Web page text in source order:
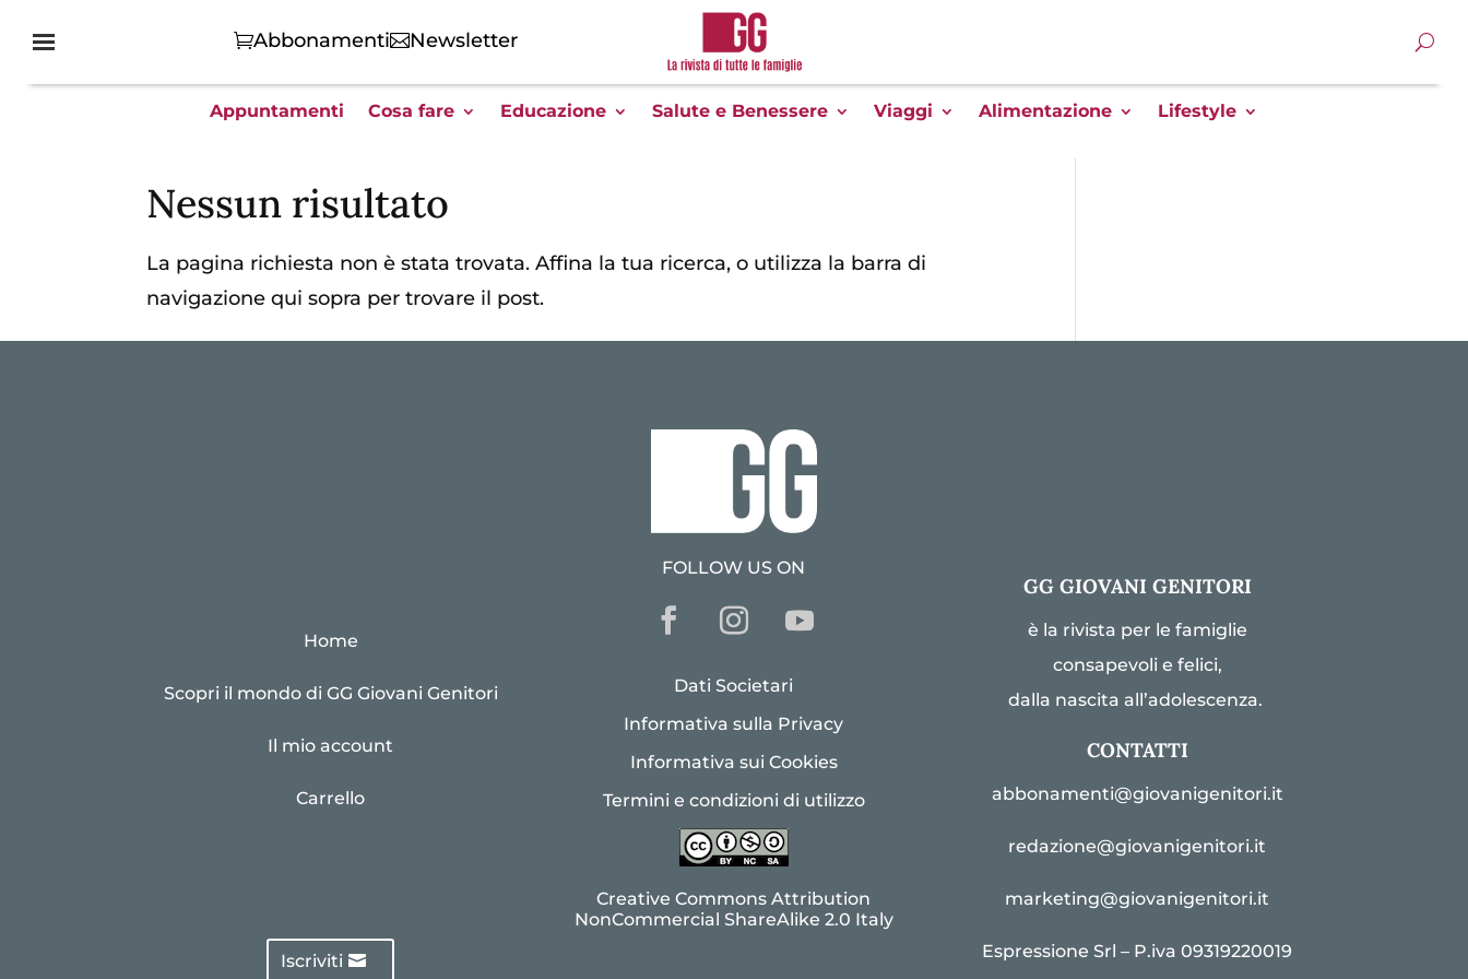
Abbonamenti Newsletter
Appuntamenti Cosa fare Educazione Salute e Benessere Viaggi Alimentazione Lifestyle
Nessun risultato
La pagina richiesta non è stata trovata. Affina la tua ricerca, o utilizza la barra di
navigazione qui sopra per trovare il post.
Home
Scopri il mondo di GG Giovani Genitori
Il mio account
Carrello
Iscriviti
FOLLOW US ON
Dati Societari
Informativa sulla Privacy
Informativa sui Cookies
Termini e condizioni di utilizzo
Creative Commons Attribution
NonCommercial ShareAlike 2.0 Italy
GG GIOVANI GENITORI
è la rivista per le famiglie
consapevoli e felici,
dalla nascita all’adolescenza.
CONTATTI
abbonamenti@giovanigenitori.it
redazione@giovanigenitori.it
marketing@giovanigenitori.it
Espressione Srl – P.iva 09319220019